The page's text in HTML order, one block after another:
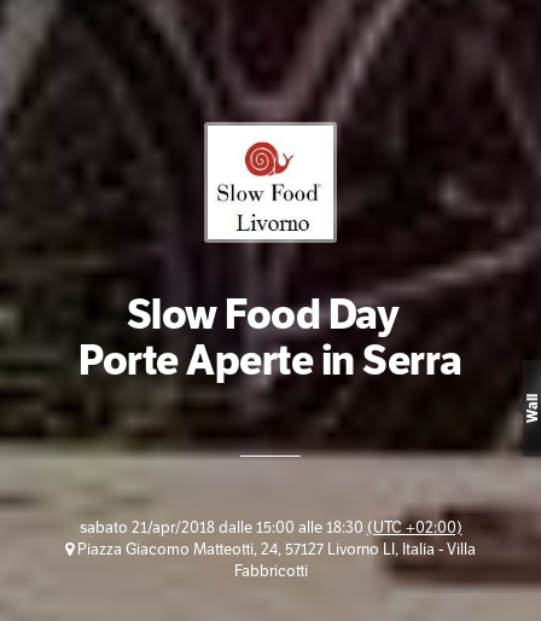
Slow Food Day
Porte Aperte in Serra
sabato 21/apr/2018 dalle 15:00 alle 18:30 (UTC +02:00)
Piazza Giacomo Matteotti, 24, 57127 Livorno LI, Italia - Villa
Fabbricotti
Wall